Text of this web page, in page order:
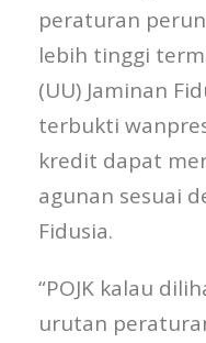
peraturan
lebih tinggi
(UU) Jaminan
terbukti
kredit dapat
agunan sesuai
Fidusia.
“POJK kalau
urutan